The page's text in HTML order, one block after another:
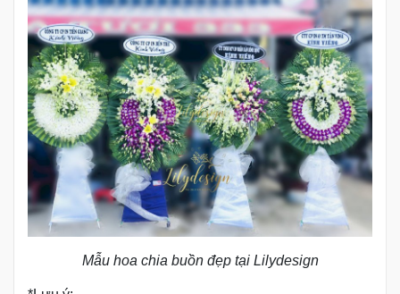
Mẫu hoa chia buồn đẹp tại Lilydesign